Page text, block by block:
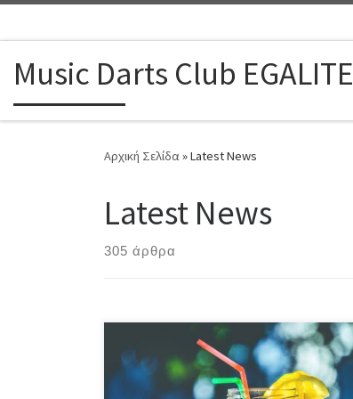
Music Darts Club EGALITE
Αρχική Σελίδα»Latest News
Latest News
305 άρθρα